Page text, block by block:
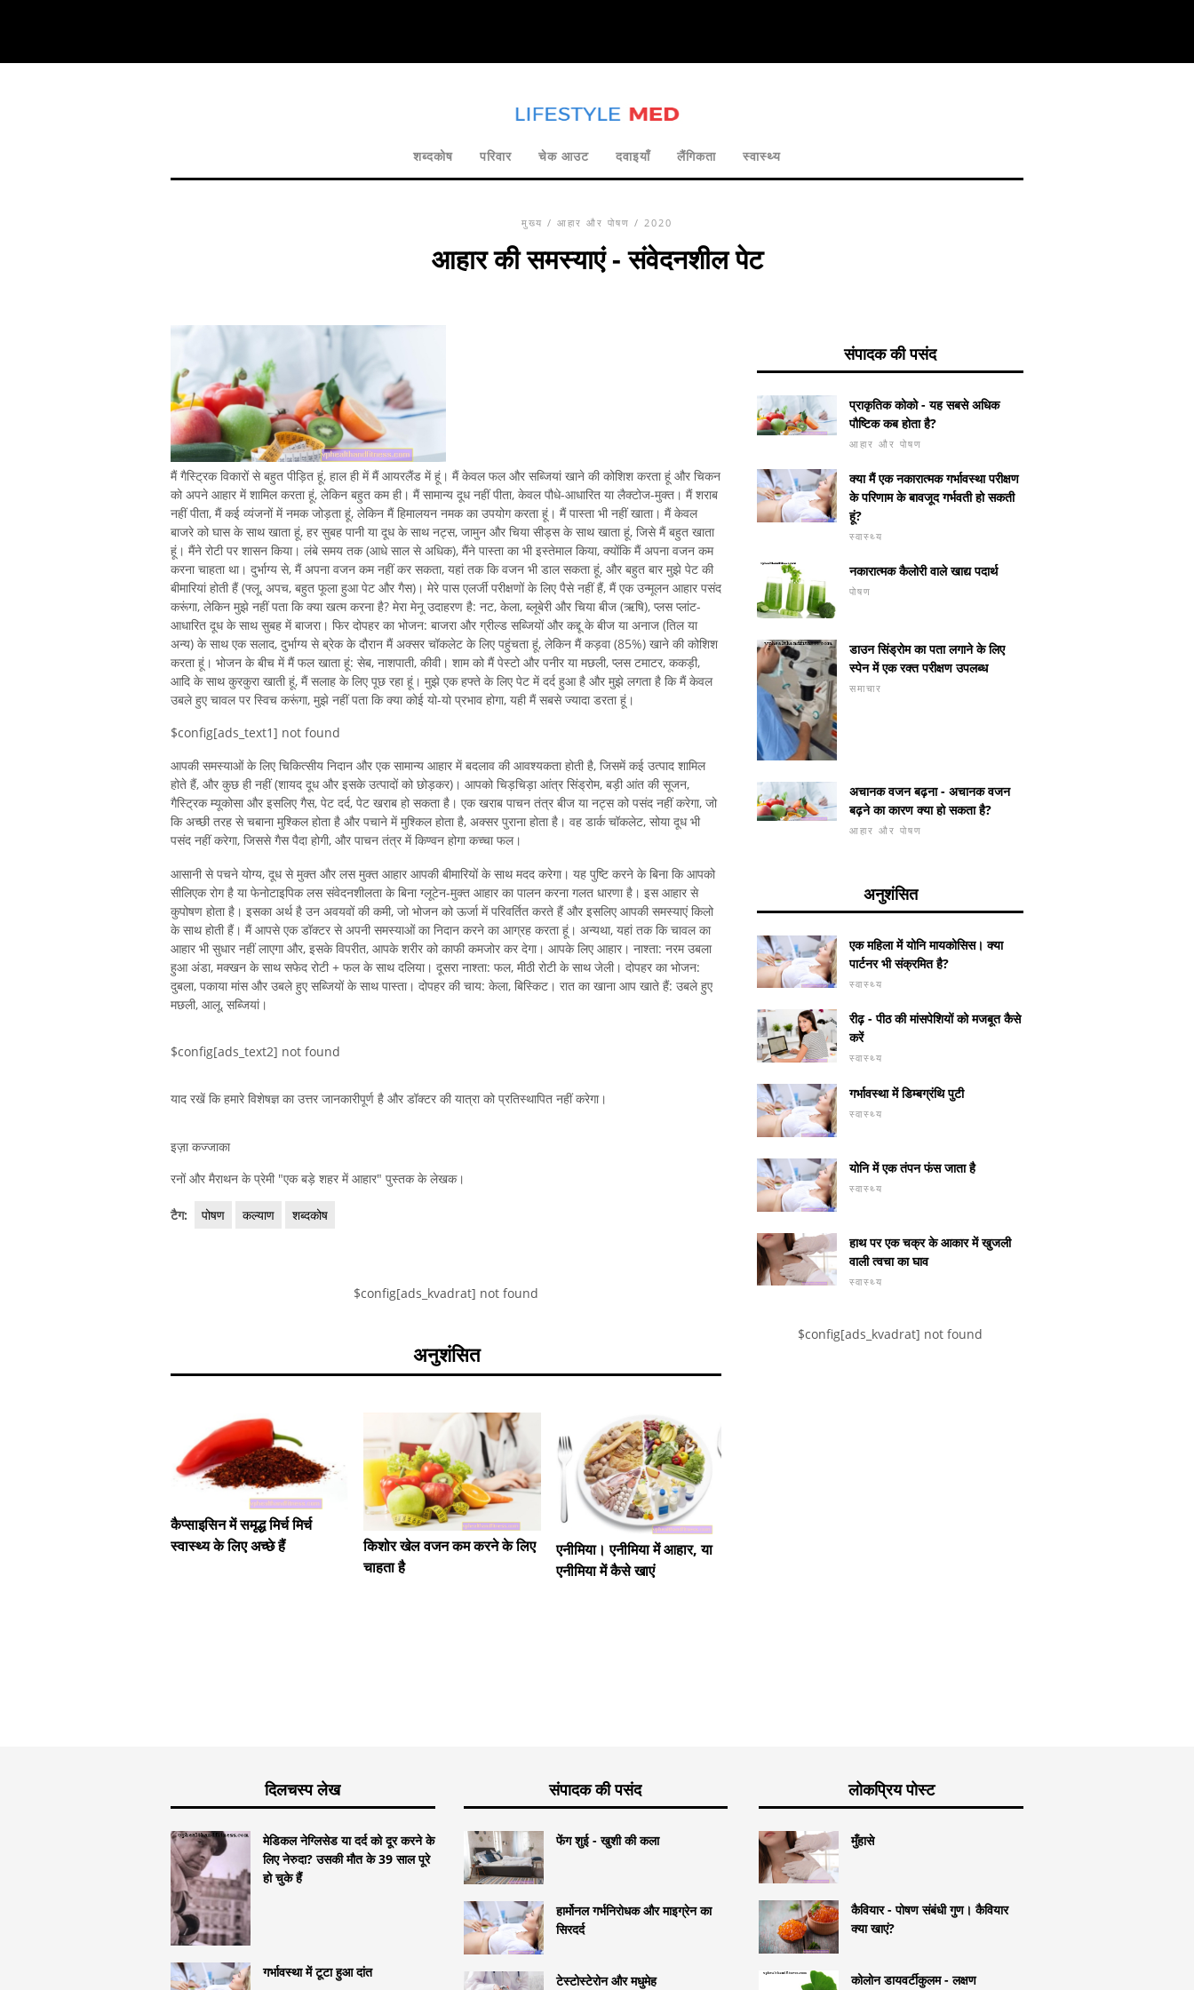
शब्दकोष परिवार चेक आउट दवाइयाँ लैंगिकता स्वास्थ्य
मुख्य / आहार और पोषण / 2020
आहार की समस्याएं - संवेदनशील पेट
मैं गैस्ट्रिक विकारों से बहुत पीड़ित हूं, हाल ही में मैं आयरलैंड में हूं। मैं केवल फल और सब्जियां खाने की कोशिश करता हूं और चिकन
को अपने आहार में शामिल करता हूं, लेकिन बहुत कम ही। मैं सामान्य दूध नहीं पीता, केवल पौधे-आधारित या लैक्टोज-मुक्त। मैं शराब
नहीं पीता, मैं कई व्यंजनों में नमक जोड़ता हूं, लेकिन मैं हिमालयन नमक का उपयोग करता हूं। मैं पास्ता भी नहीं खाता। मैं केवल
बाजरे को घास के साथ खाता हूं, हर सुबह पानी या दूध के साथ नट्स, जामुन और चिया सीड्स के साथ खाता हूं, जिसे मैं बहुत खाता
हूं। मैंने रोटी पर शासन किया। लंबे समय तक (आधे साल से अधिक), मैंने पास्ता का भी इस्तेमाल किया, क्योंकि मैं अपना वजन कम
करना चाहता था। दुर्भाग्य से, मैं अपना वजन कम नहीं कर सकता, यहां तक ​​कि वजन भी डाल सकता हूं, और बहुत बार मुझे पेट की
बीमारियां होती हैं (फ्लू, अपच, बहुत फूला हुआ पेट और गैस)। मेरे पास एलर्जी परीक्षणों के लिए पैसे नहीं हैं, मैं एक उन्मूलन आहार पसंद
करूंगा, लेकिन मुझे नहीं पता कि क्या खत्म करना है? मेरा मेनू उदाहरण है: नट, केला, ब्लूबेरी और चिया बीज (ऋषि), प्लस प्लांट-
आधारित दूध के साथ सुबह में बाजरा। फिर दोपहर का भोजन: बाजरा और ग्रील्ड सब्जियों और कद्दू के बीज या अनाज (तिल या
अन्य) के साथ एक सलाद, दुर्भाग्य से ब्रेक के दौरान मैं अक्सर चॉकलेट के लिए पहुंचता हूं, लेकिन मैं कड़वा (85%) खाने की कोशिश
करता हूं। भोजन के बीच में मैं फल खाता हूं: सेब, नाशपाती, कीवी। शाम को मैं पेस्टो और पनीर या मछली, प्लस टमाटर, ककड़ी,
आदि के साथ कुरकुरा खाती हूं, मैं सलाह के लिए पूछ रहा हूं। मुझे एक हफ्ते के लिए पेट में दर्द हुआ है और मुझे लगता है कि मैं केवल
उबले हुए चावल पर स्विच करूंगा, मुझे नहीं पता कि क्या कोई यो-यो प्रभाव होगा, यही मैं सबसे ज्यादा डरता हूं।
$config[ads_text1] not found
आपकी समस्याओं के लिए चिकित्सीय निदान और एक सामान्य आहार में बदलाव की आवश्यकता होती है, जिसमें कई उत्पाद शामिल
होते हैं, और कुछ ही नहीं (शायद दूध और इसके उत्पादों को छोड़कर)। आपको चिड़चिड़ा आंत्र सिंड्रोम, बड़ी आंत की सूजन,
गैस्ट्रिक म्यूकोसा और इसलिए गैस, पेट दर्द, पेट खराब हो सकता है। एक खराब पाचन तंत्र बीज या नट्स को पसंद नहीं करेगा, जो
कि अच्छी तरह से चबाना मुश्किल होता है और पचाने में मुश्किल होता है, अक्सर पुराना होता है। वह डार्क चॉकलेट, सोया दूध भी
पसंद नहीं करेगा, जिससे गैस पैदा होगी, और पाचन तंत्र में किण्वन होगा कच्चा फल।
आसानी से पचने योग्य, दूध से मुक्त और लस मुक्त आहार आपकी बीमारियों के साथ मदद करेगा। यह पुष्टि करने के बिना कि आपको
सीलिएक रोग है या फेनोटाइपिक लस संवेदनशीलता के बिना ग्लूटेन-मुक्त आहार का पालन करना गलत धारणा है। इस आहार से
कुपोषण होता है। इसका अर्थ है उन अवयवों की कमी, जो भोजन को ऊर्जा में परिवर्तित करते हैं और इसलिए आपकी समस्याएं किलो
के साथ होती हैं। मैं आपसे एक डॉक्टर से अपनी समस्याओं का निदान करने का आग्रह करता हूं। अन्यथा, यहां तक ​​कि चावल का
आहार भी सुधार नहीं लाएगा और, इसके विपरीत, आपके शरीर को काफी कमजोर कर देगा। आपके लिए आहार। नाश्ता: नरम उबला
हुआ अंडा, मक्खन के साथ सफेद रोटी + फल के साथ दलिया। दूसरा नाश्ता: फल, मीठी रोटी के साथ जेली। दोपहर का भोजन:
दुबला, पकाया मांस और उबले हुए सब्जियों के साथ पास्ता। दोपहर की चाय: केला, बिस्किट। रात का खाना आप खाते हैं: उबले हुए
मछली, आलू, सब्जियां।
$config[ads_text2] not found
याद रखें कि हमारे विशेषज्ञ का उत्तर जानकारीपूर्ण है और डॉक्टर की यात्रा को प्रतिस्थापित नहीं करेगा।
इज़ा कज्जाका
रनों और मैराथन के प्रेमी "एक बड़े शहर में आहार" पुस्तक के लेखक।
टैग: पोषण कल्याण शब्दकोष
$config[ads_kvadrat] not found
अनुशंसित
कैप्साइसिन में समृद्ध मिर्च मिर्च
स्वास्थ्य के लिए अच्छे हैं
किशोर खेल वजन कम करने के लिए
चाहता है
एनीमिया। एनीमिया में आहार, या
एनीमिया में कैसे खाएं
संपादक की पसंद
प्राकृतिक कोको - यह सबसे अधिक
पौष्टिक कब होता है?
आहार और पोषण
क्या मैं एक नकारात्मक गर्भावस्था परीक्षण
के परिणाम के बावजूद गर्भवती हो सकती
हूं?
स्वास्थ्य
नकारात्मक कैलोरी वाले खाद्य पदार्थ
पोषण
डाउन सिंड्रोम का पता लगाने के लिए
स्पेन में एक रक्त परीक्षण उपलब्ध
समाचार
अचानक वजन बढ़ना - अचानक वजन
बढ़ने का कारण क्या हो सकता है?
आहार और पोषण
अनुशंसित
एक महिला में योनि मायकोसिस। क्या
पार्टनर भी संक्रमित है?
स्वास्थ्य
रीढ़ - पीठ की मांसपेशियों को मजबूत कैसे
करें
स्वास्थ्य
गर्भावस्था में डिम्बग्रंथि पुटी
स्वास्थ्य
योनि में एक तंपन फंस जाता है
स्वास्थ्य
हाथ पर एक चक्र के आकार में खुजली
वाली त्वचा का घाव
स्वास्थ्य
$config[ads_kvadrat] not found
दिलचस्प लेख
मेडिकल नेग्लिसेड या दर्द को दूर करने के
लिए नेरुदा? उसकी मौत के 39 साल पूरे
हो चुके हैं
गर्भावस्था में टूटा हुआ दांत
संपादक की पसंद
फेंग शुई - खुशी की कला
हार्मोनल गर्भनिरोधक और माइग्रेन का
सिरदर्द
टेस्टोस्टेरोन और मधुमेह
लोकप्रिय पोस्ट
मुँहासे
कैवियार - पोषण संबंधी गुण। कैवियार
क्या खाएं?
कोलोन डायवर्टीकुलम - लक्षण